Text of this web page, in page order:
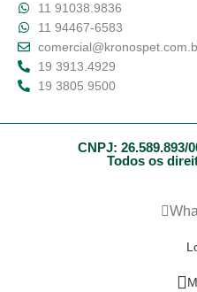
11 91038.9836
11 94467-6583
19 3913.4929
19 3805 9500
CNPJ: 26.589.893/
Todos os